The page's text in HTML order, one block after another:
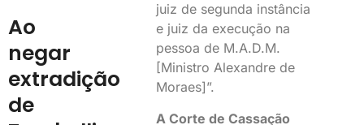
Ao
negar
extradição
de
juiz de segunda instância
e juiz da execução na
pessoa de M.A.D.M.
[Ministro Alexandre de
Moraes]”.
A Corte de Cassação